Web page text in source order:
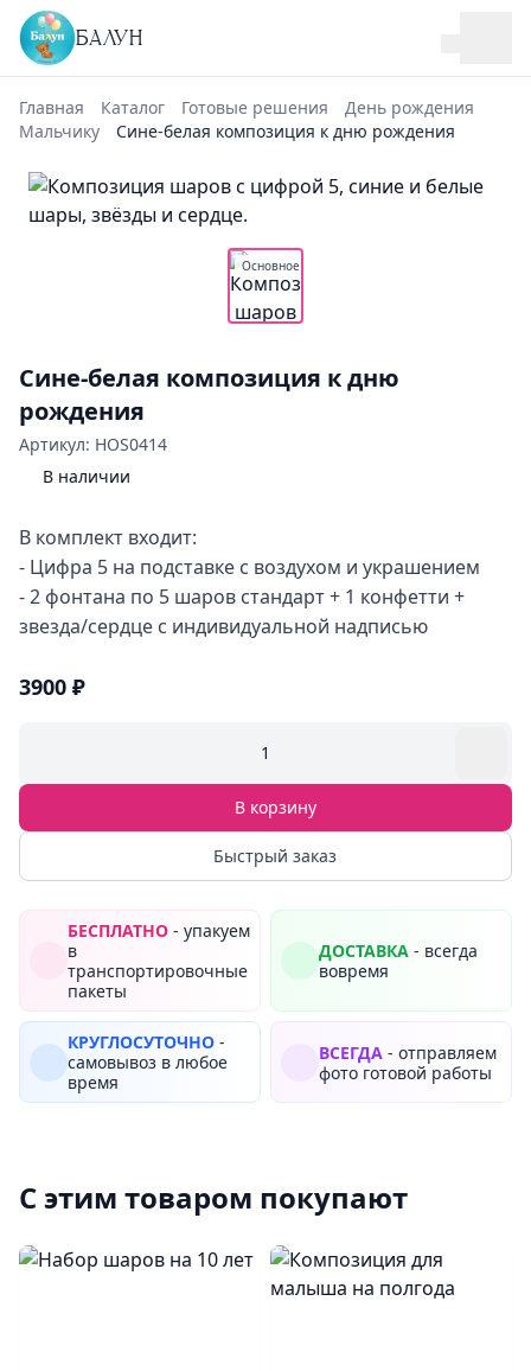
БАЛУН
Главная Каталог Готовые решения
День рождения
Мальчику
Сине-белая композиция к дню рождения
Основное
Сине-белая композиция к дню
рождения
Артикул: HOS0414
В наличии
В комплект входит:
- Цифра 5 на подставке с воздухом и украшением
- 2 фонтана по 5 шаров стандарт + 1 конфетти +
звезда/сердце с индивидуальной надписью
3900 ₽
1
В корзину
Быстрый заказ
БЕСПЛАТНО - упакуем
в
транспортировочные
пакеты
ДОСТАВКА - всегда
вовремя
КРУГЛОСУТОЧНО -
самовывоз в любое
время
ВСЕГДА - отправляем
фото готовой работы
С этим товаром покупают